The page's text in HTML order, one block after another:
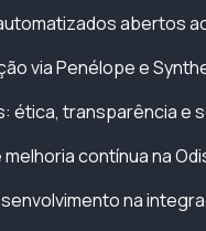
abertos
via Penélope e
ética, transparência e
contínua na
na